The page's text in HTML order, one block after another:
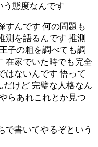
う態度なんです
すんです 何の問題も
測を語るんです 推測
子の粗を調べても調
在家でいた時でも完全
はないんです 悟って
けど 完璧な人格なん
らあれこれとか見つ
で書いてやるぞという